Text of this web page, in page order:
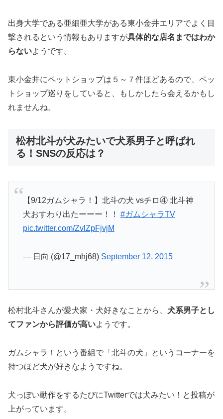
出身大学である亜細亜大学がある東小金井エリアでよく目
撃されるという情報もありますが具体的な店名まではわか
らないようです。
東小金井にペットショップは５～７件ほどあるので、ペッ
トショップ巡りをしていると、もしかしたら会えるかもし
れませんね。
松村北斗が犬みたいで犬系男子と呼ばれ
る！SNSの反応は？
【9/12ガムシャラ！】北斗の犬 vsチロ④ 北斗神
犬おすわり出たーーー！！ #ガムシャラTV
pic.twitter.com/ZvlZpFjvjM
— 日向 (@17_mhj68) September 12, 2015
松村北斗さんが愛犬家・犬好きなことから、 犬系男子とし
てファンから評価が高いようです。
ガムシャラ！という番組で「北斗の犬」というコーナーを
持つほど犬が好きなようですね。
犬っぽい動作をするたびにTwitterでは犬みたい！と投稿が
上がっています。